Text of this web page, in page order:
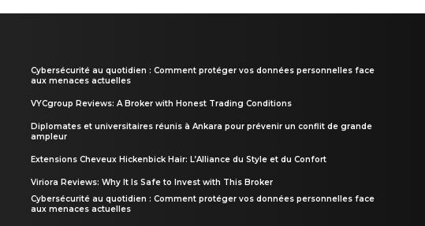
Cybersécurité au quotidien : Comment protéger vos données personnelles face
aux menaces actuelles
VYCgroup Reviews: A Broker with Honest Trading Conditions
Diplomates et universitaires réunis à Ankara pour prévenir un conflit de grande
ampleur
Extensions Cheveux Hickenbick Hair: L’Alliance du Style et du Confort
Viriora Reviews: Why It Is Safe to Invest with This Broker
Cybersécurité au quotidien : Comment protéger vos données personnelles face
aux menaces actuelles